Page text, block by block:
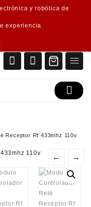
y robótica de
experiencia
Receptor Rf 433mhz 110v
← →